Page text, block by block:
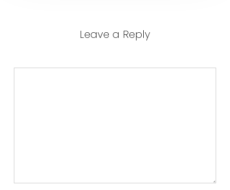
Leave a Reply